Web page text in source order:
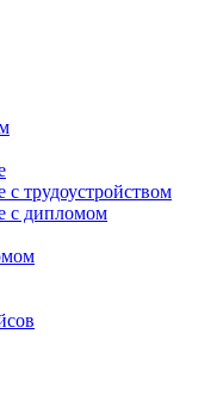
трудоустройством
с дипломом